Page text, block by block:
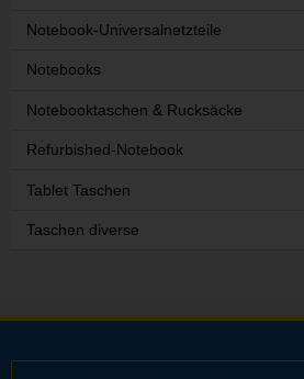
Notebook-Universalnetzteile
Notebooks
Notebooktaschen & Rucksäcke
Refurbished-Notebook
Tablet Taschen
Taschen diverse